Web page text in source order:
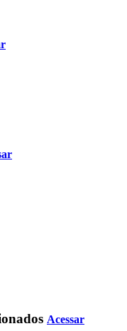
Acessar